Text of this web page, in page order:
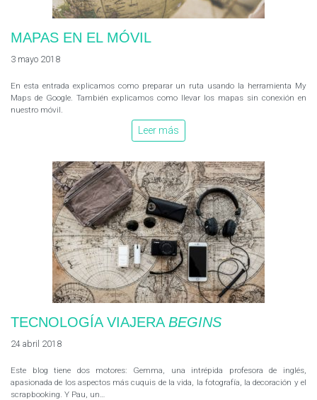
MAPAS EN EL MÓVIL
3 mayo 2018
En esta entrada explicamos como preparar un ruta usando la herramienta My
Maps de Google. También explicamos como llevar los mapas sin conexión en
nuestro móvil.
Leer más
TECNOLOGÍA VIAJERA BEGINS
24 abril 2018
Este blog tiene dos motores: Gemma, una intrépida profesora de inglés,
apasionada de los aspectos más cuquis de la vida, la fotografía, la decoración y el
scrapbooking. Y Pau, un…